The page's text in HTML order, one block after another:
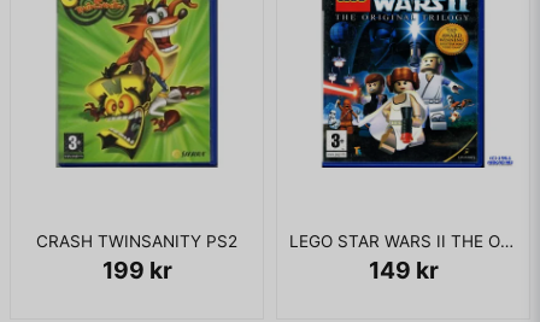
CRASH TWINSANITY PS2
199 kr
LEGO STAR WARS II THE ORIGINAL TRILOGY PS2
149 kr